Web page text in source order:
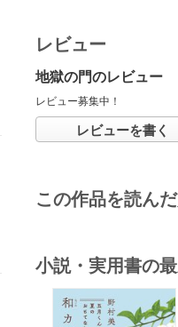
レビュー
地獄の門のレビュー
レビュー募集中！
レビューを書く
この作品を読ん
小説・実用書の最